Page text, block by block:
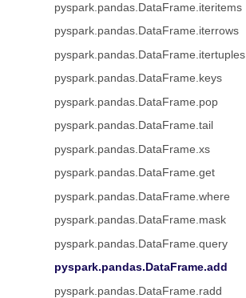
pyspark.pandas.DataFrame.iteritems
pyspark.pandas.DataFrame.iterrows
pyspark.pandas.DataFrame.itertuples
pyspark.pandas.DataFrame.keys
pyspark.pandas.DataFrame.pop
pyspark.pandas.DataFrame.tail
pyspark.pandas.DataFrame.xs
pyspark.pandas.DataFrame.get
pyspark.pandas.DataFrame.where
pyspark.pandas.DataFrame.mask
pyspark.pandas.DataFrame.query
pyspark.pandas.DataFrame.add
pyspark.pandas.DataFrame.radd